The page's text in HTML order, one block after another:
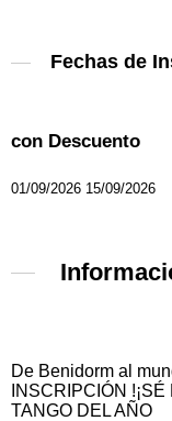
Fechas de
con Descuento
01/09/2026 15/09/2026
De Benidorm al
INSCRIPCIÓN
TANGO DEL AÑO